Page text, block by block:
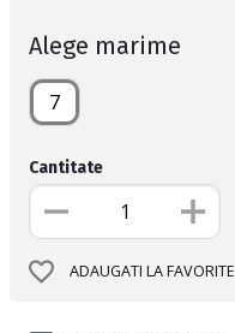
Alege marime
7
Cantitate
ADAUGATI LA FAVORITE